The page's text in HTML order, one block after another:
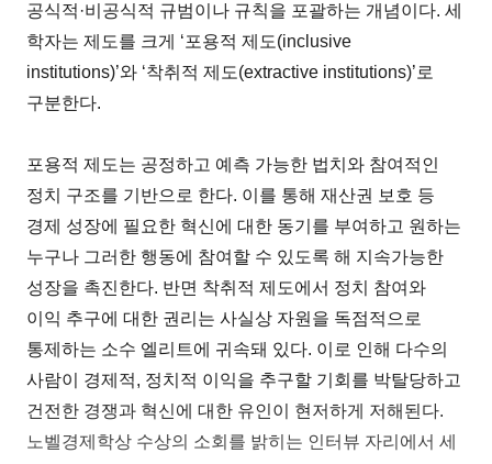
공식적·비공식적 규범이나 규칙을 포괄하는 개념이다. 세
학자는 제도를 크게 ‘포용적 제도(inclusive
institutions)’와 ‘착취적 제도(extractive institutions)’로
구분한다.
포용적 제도는 공정하고 예측 가능한 법치와 참여적인
정치 구조를 기반으로 한다. 이를 통해 재산권 보호 등
경제 성장에 필요한 혁신에 대한 동기를 부여하고 원하는
누구나 그러한 행동에 참여할 수 있도록 해 지속가능한
성장을 촉진한다. 반면 착취적 제도에서 정치 참여와
이익 추구에 대한 권리는 사실상 자원을 독점적으로
통제하는 소수 엘리트에 귀속돼 있다. 이로 인해 다수의
사람이 경제적, 정치적 이익을 추구할 기회를 박탈당하고
건전한 경쟁과 혁신에 대한 유인이 현저하게 저해된다.
노벨경제학상 수상의 소회를 밝히는 인터뷰 자리에서 세